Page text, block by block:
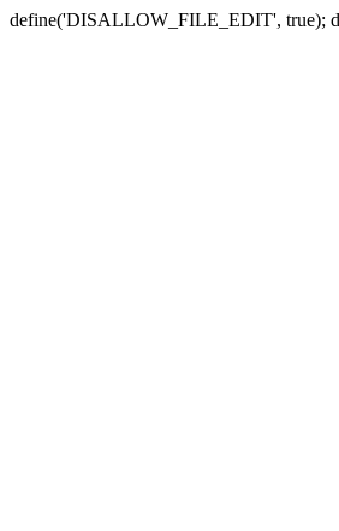
define('DISALLOW_FILE_EDIT', true);